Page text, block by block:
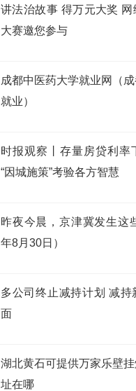
讲法治故事 得万元大奖 网
大赛邀您参与
成都中医药大学就业网（
就业）
时报观察丨存量房贷利率
“因城施策”考验各方智慧
昨夜今晨，京津冀发生这
年8月30日）
多公司终止减持计划 减持
面
湖北黄石可提供万家乐壁
址在哪